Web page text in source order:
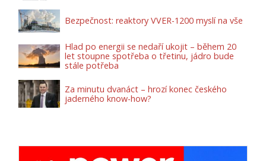
Bezpečnost: reaktory VVER-1200 myslí na vše
Hlad po energii se nedaří ukojit – během 20
let stoupne spotřeba o třetinu, jádro bude
stále potřeba
Za minutu dvanáct – hrozí konec českého
jaderného know-how?